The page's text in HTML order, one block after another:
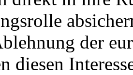
der
diesen